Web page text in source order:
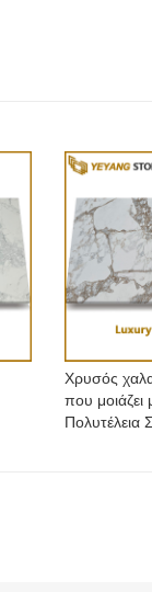
Χρυσός
που
Πολυτέλεια